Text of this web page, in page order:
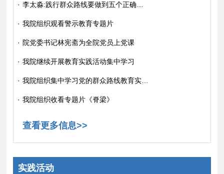
· 李太淼:践行群众路线要做到五个正确对待
· 我院组织观看警示教育专题片
· 院党委书记林宪斋为全院党员上党课
· 我院继续开展教育实践活动集中学习
· 我院组织集中学习党的群众路线教育实践活动有关文件
· 我院组织收看专题片《脊梁》
查看更多信息>>
实践活动